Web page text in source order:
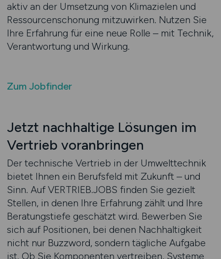
aktiv an der Umsetzung von Klimazielen und
Ressourcenschonung mitzuwirken. Nutzen Sie
Ihre Erfahrung für eine neue Rolle – mit Technik,
Verantwortung und Wirkung.
Zum Jobfinder
Jetzt nachhaltige Lösungen im
Vertrieb voranbringen
Der technische Vertrieb in der Umwelttechnik
bietet Ihnen ein Berufsfeld mit Zukunft – und
Sinn. Auf VERTRIEB.JOBS finden Sie gezielt
Stellen, in denen Ihre Erfahrung zählt und Ihre
Beratungstiefe geschätzt wird. Bewerben Sie
sich auf Positionen, bei denen Nachhaltigkeit
nicht nur Buzzword, sondern tägliche Aufgabe
ist. Ob Sie Komponenten vertreiben, Systeme